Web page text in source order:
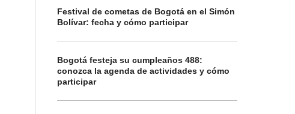
Festival de cometas de Bogotá en el Simón
Bolívar: fecha y cómo participar
Bogotá festeja su cumpleaños 488:
conozca la agenda de actividades y cómo
participar